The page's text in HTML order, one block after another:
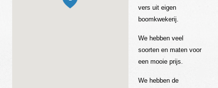
vers uit eigen
boomkwekerij.
We hebben veel
soorten en maten voor
een mooie prijs.
We hebben de